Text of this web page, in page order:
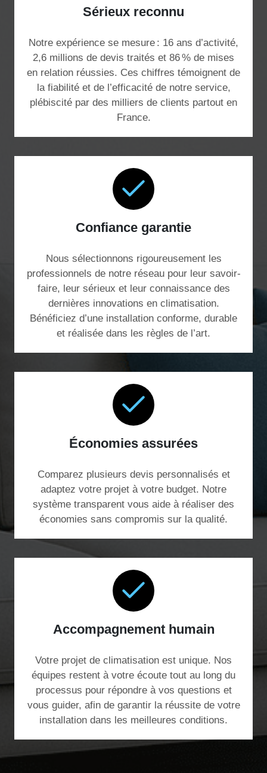
Sérieux reconnu
Notre expérience se mesure : 16 ans d’activité,
2,6 millions de devis traités et 86 % de mises
en relation réussies. Ces chiffres témoignent de
la fiabilité et de l’efficacité de notre service,
plébiscité par des milliers de clients partout en
France.
Confiance garantie
Nous sélectionnons rigoureusement les
professionnels de notre réseau pour leur savoir-
faire, leur sérieux et leur connaissance des
dernières innovations en climatisation.
Bénéficiez d’une installation conforme, durable
et réalisée dans les règles de l’art.
Économies assurées
Comparez plusieurs devis personnalisés et
adaptez votre projet à votre budget. Notre
système transparent vous aide à réaliser des
économies sans compromis sur la qualité.
Accompagnement humain
Votre projet de climatisation est unique. Nos
équipes restent à votre écoute tout au long du
processus pour répondre à vos questions et
vous guider, afin de garantir la réussite de votre
installation dans les meilleures conditions.